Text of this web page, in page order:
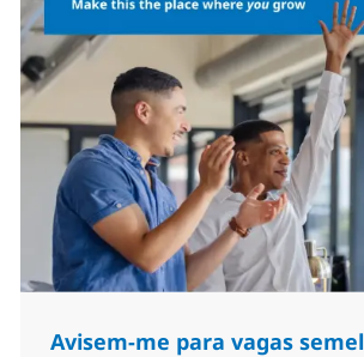
Avisem-me para vagas